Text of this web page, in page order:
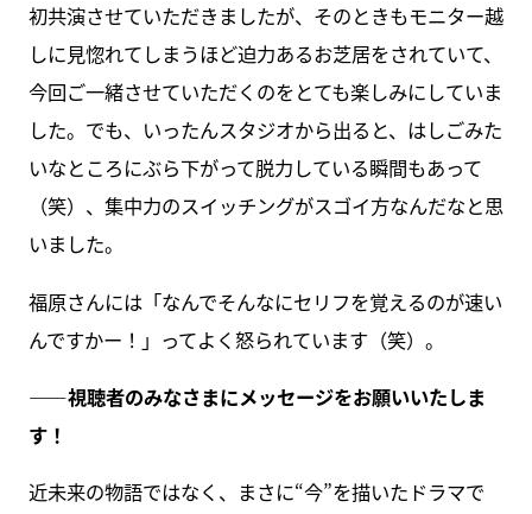
初共演させていただきましたが、そのときもモニター越
しに見惚れてしまうほど迫力あるお芝居をされていて、
今回ご一緒させていただくのをとても楽しみにしていま
した。でも、いったんスタジオから出ると、はしごみた
いなところにぶら下がって脱力している瞬間もあって
（笑）、集中力のスイッチングがスゴイ方なんだなと思
いました。
福原さんには「なんでそんなにセリフを覚えるのが速い
んですかー！」ってよく怒られています（笑）。
――視聴者のみなさまにメッセージをお願いいたしま
す！
近未来の物語ではなく、まさに“今”を描いたドラマで